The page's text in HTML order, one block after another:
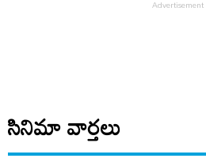
సినిమా వార్తలు